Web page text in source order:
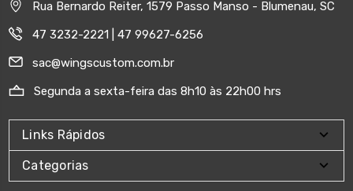
Rua Bernardo Reiter, 1579 Passo Manso - Blumenau, SC
47 3232-2221 | 47 99627-6256
sac@wingscustom.com.br
Segunda a sexta-feira das 8h10 às 22h00 hrs
Links Rápidos
Categorias